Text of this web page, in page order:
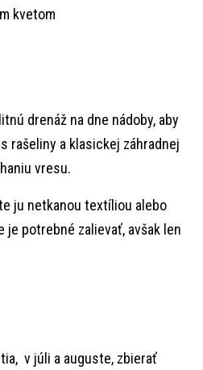
kvetom
drenáž na dne nádoby, aby
rašeliny a klasickej záhradnej
vresu.
ju netkanou textíliou alebo
je potrebné zalievať, avšak len
v júli a auguste, zbierať